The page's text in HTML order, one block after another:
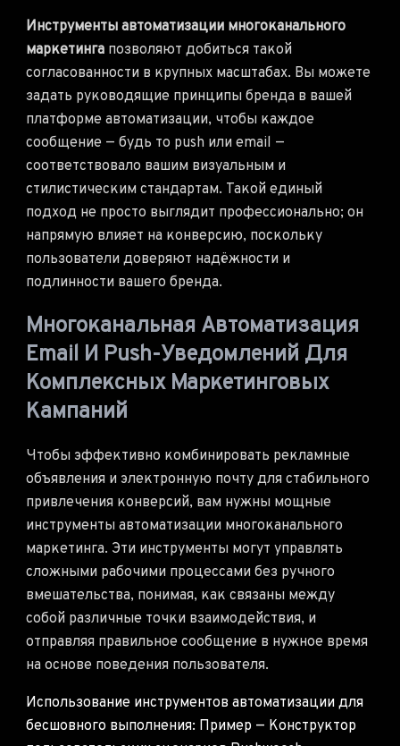
Инструменты автоматизации многоканального
маркетинга позволяют добиться такой
согласованности в крупных масштабах. Вы можете
задать руководящие принципы бренда в вашей
платформе автоматизации, чтобы каждое
сообщение — будь то push или email —
соответствовало вашим визуальным и
стилистическим стандартам. Такой единый
подход не просто выглядит профессионально; он
напрямую влияет на конверсию, поскольку
пользователи доверяют надёжности и
подлинности вашего бренда.
Многоканальная Автоматизация
Email И Push-Уведомлений Для
Комплексных Маркетинговых
Кампаний
Чтобы эффективно комбинировать рекламные
объявления и электронную почту для стабильного
привлечения конверсий, вам нужны мощные
инструменты автоматизации многоканального
маркетинга. Эти инструменты могут управлять
сложными рабочими процессами без ручного
вмешательства, понимая, как связаны между
собой различные точки взаимодействия, и
отправляя правильное сообщение в нужное время
на основе поведения пользователя.
Использование инструментов автоматизации для
бесшовного выполнения: Пример — Конструктор